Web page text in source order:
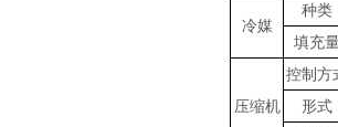
冷媒
种类
填充
压缩机
控制方
形式